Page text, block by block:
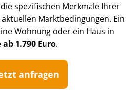
spezifischen Merkmale Ihrer
Markt­be­din­gun­gen. Ein
Wohnung oder ein Haus in
ab 1.790 Euro.
anfragen